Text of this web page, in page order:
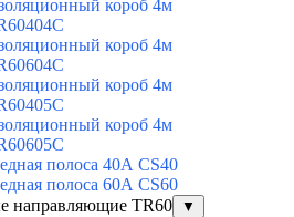
короб 4м
короб 4м
короб 4м
короб 4м
полоса 40А CS40
полоса 60А CS60
направляющие TR60
▼